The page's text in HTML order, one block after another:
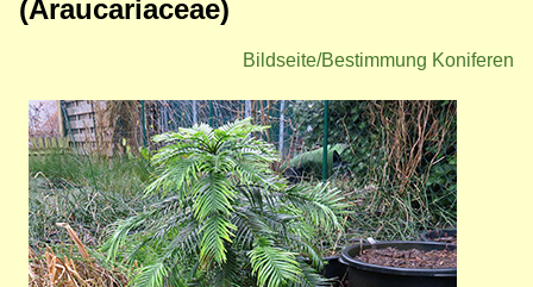
(Araucariaceae)
Bildseite/Bestimmung Koniferen
Bild